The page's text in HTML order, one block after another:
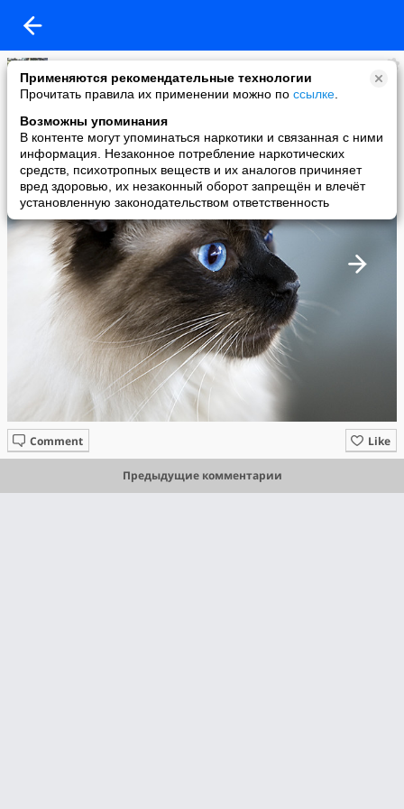
Применяются рекомендательные технологии
Прочитать правила их применении можно по ссылке
Возможны упоминания
В контенте могут упоминаться наркотики и связанная с ними
информация. Незаконное потребление наркотических
средств, психотропных веществ и их аналогов причиняет
вред здоровью, их незаконный оборот запрещён и влечёт
установленную законодательством ответственность
Натали
added a photo
24 May в 01:05
Like
Comment
Предыдущие комментарии